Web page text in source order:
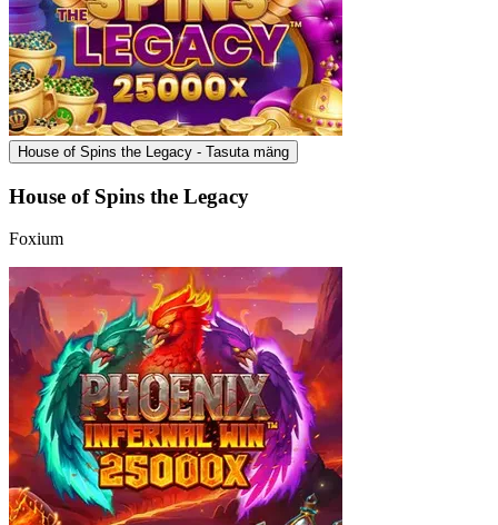
House of Spins the Legacy - Tasuta mäng
House of Spins the Legacy
Foxium